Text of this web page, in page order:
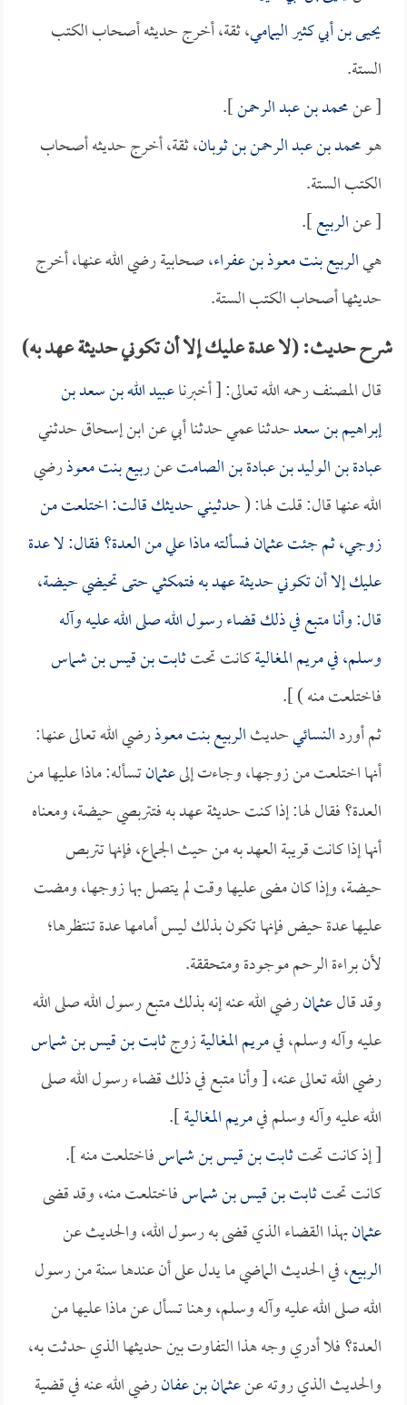
يحيى بن أبي كثير اليمامي، ثقة، أخرج حديثه أصحاب الكتب
الستة.
[ عنمحمد بن عبد الرحمن].
هومحمد بن عبد الرحمن بن ثوبان، ثقة، أخرج حديثه أصحاب
الكتب الستة.
[ عنالربيع].
هيالربيع بنت معوذ بن عفراء، صحابية رضي الله عنها، أخرج
حديثها أصحاب الكتب الستة.
شرح حديث: (لا عدة عليك إلا أن تكوني حديثة عهد به)
قال المصنف رحمه الله تعالى: [ أخبرناعبيد الله بن سعد بن
إبراهيم بن سعدحدثنا عمي حدثنا أبي عن ابن إسحاق حدثني
عبادة بن الوليد بن عبادة بن الصامتعنربيع بنت معوذرضي
الله عنها قال: قلت لها: (حدثيني حديثك قالت: اختلعت من
زوجي، ثم جئتعثمانفسألته ماذا علي من العدة؟ فقال: لا عدة
عليك إلا أن تكوني حديثة عهد به فتمكثي حتى تحيضي حيضة،
قال: وأنا متبع في ذلك قضاء رسول الله صلى الله عليه وآله
وسلم، فيمريم المغاليةكانت تحتثابت بن قيس بن شماس
فاختلعت منه ) ].
ثم أوردالنسائيحديثالربيع بنت معوذرضي الله تعالى عنها:
أنها اختلعت من زوجها، وجاءت إلىعثمانتسأله: ماذا عليها من
العدة؟ فقال لها: إذا كنت حديثة عهد به فتتربصي حيضة، ومعناه
أنها إذا كانت قريبة العهد به من حيث الجماع، فإنها تتربص
حيضة، وإذا كان مضى عليها وقت لم يتصل بها زوجها، ومضت
عليها عدة حيض فإنها تكون بذلك ليس أمامها عدة تنتظرها؛
لأن براءة الرحم موجودة ومتحققة.
وقد قالعثمانرضي الله عنه إنه بذلك متبع رسول الله صلى الله
عليه وآله وسلم، فيمريم المغاليةزوجثابت بن قيس بن شماس
رضي الله تعالى عنه، [ وأنا متبع في ذلك قضاء رسول الله صلى
الله عليه وآله وسلم فيمريم المغالية].
[ إذ كانت تحتثابت بن قيس بن شماسفاختلعت منه ].
كانت تحتثابت بن قيس بن شماسفاختلعت منه، وقد قضى
عثمانبهذا القضاء الذي قضى به رسول الله، والحديث عن
الربيع، في الحديث الماضي ما يدل على أن عندها سنة من رسول
الله صلى الله عليه وآله وسلم، وهنا تسأل عن ماذا عليها من
العدة؟ فلا أدري وجه هذا التفاوت بين حديثها الذي حدثت به،
والحديث الذي روته عنعثمان بن عفانرضي الله عنه في قضية